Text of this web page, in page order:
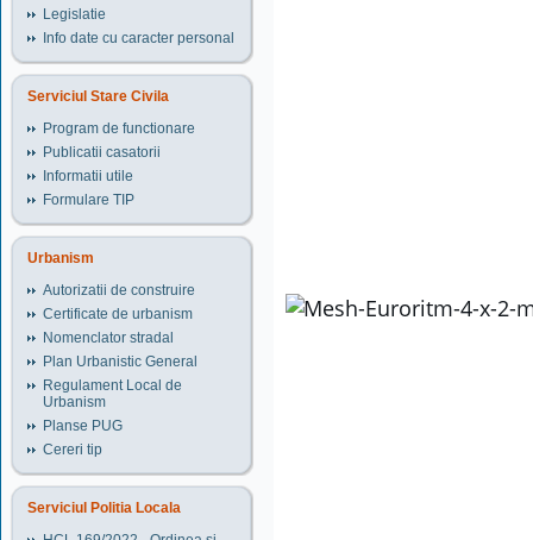
Legislatie
Info date cu caracter personal
Serviciul Stare Civila
Program de functionare
Publicatii casatorii
Informatii utile
Formulare TIP
Urbanism
Autorizatii de construire
Certificate de urbanism
Nomenclator stradal
Plan Urbanistic General
Regulament Local de
Urbanism
Planse PUG
Cereri tip
Serviciul Politia Locala